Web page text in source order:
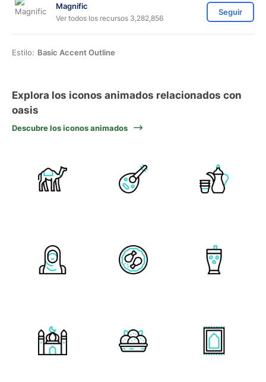
Magnific
Ver todos los recursos 3,282,856
Seguir
Estilo: Basic Accent Outline
Explora los iconos animados relacionados con
oasis
Descubre los iconos animados